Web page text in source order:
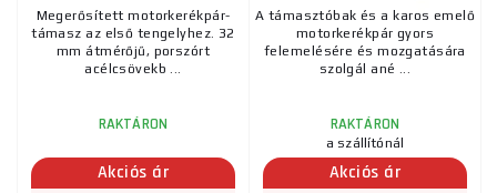
Megerősített motorkerékpár-
támasz az első tengelyhez. 32
mm átmérőjű, porszórt
acélcsövekb ...
RAKTÁRON
Akciós ár
A támasztóbak és a karos emelő
motorkerékpár gyors
felemelésére és mozgatására
szolgál ané ...
RAKTÁRON
a szállítónál
Akciós ár